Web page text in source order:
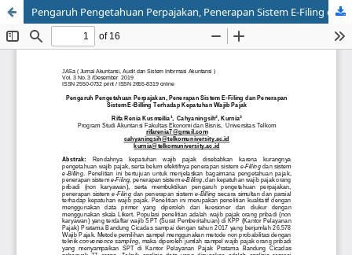
Pengaruh Pengetahuan Perpajakan, Penerapan Sistem E-Filing dan Penerapan Sistem E-Billing Terhadap Kepatuhan Wajib Pajak